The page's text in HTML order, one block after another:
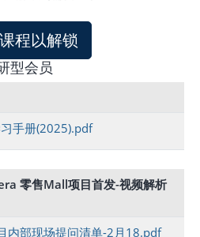
程以解锁
型会员
手册(2025).pdf
零售Mall项目首发-视频解析
内部现场提问清单-2月18.pdf